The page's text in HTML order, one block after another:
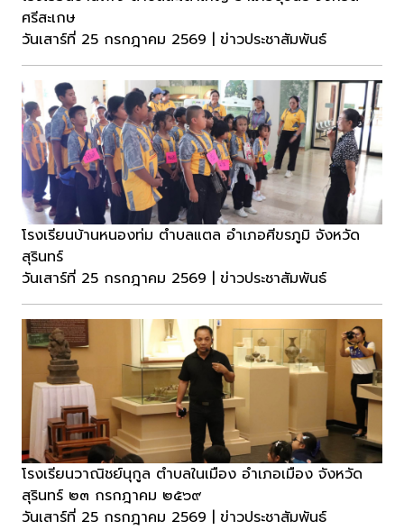
ศรีสะเกษ
วันเสาร์ที่ 25 กรกฎาคม 2569 | ข่าวประชาสัมพันธ์
โรงเรียนบ้านหนองท่ม ตำบลแตล อำเภอศีขรภูมิ จังหวัด
สุรินทร์
วันเสาร์ที่ 25 กรกฎาคม 2569 | ข่าวประชาสัมพันธ์
โรงเรียนวาณิชย์นุกูล ตำบลในเมือง อำเภอเมือง จังหวัด
สุรินทร์ ๒๓ กรกฎาคม ๒๕๖๙
วันเสาร์ที่ 25 กรกฎาคม 2569 | ข่าวประชาสัมพันธ์